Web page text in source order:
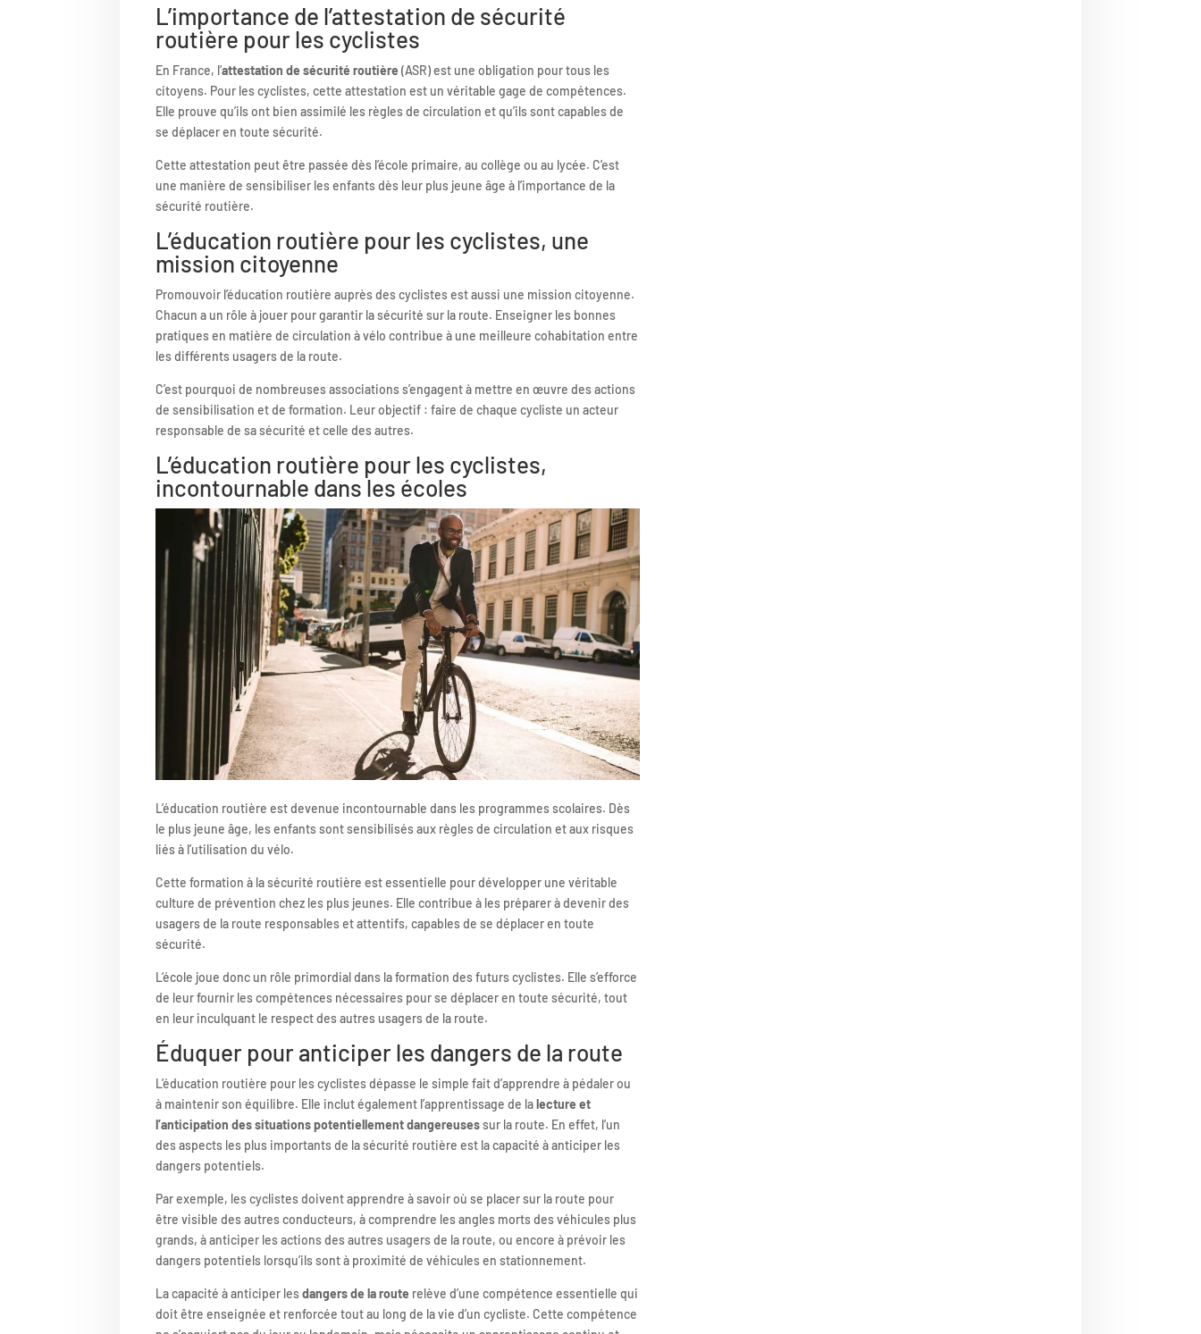
L’importance de l’attestation de sécurité
routière pour les cyclistes
En France, l’attestation de sécurité routière (ASR) est une obligation pour tous les
citoyens. Pour les cyclistes, cette attestation est un véritable gage de compétences.
Elle prouve qu’ils ont bien assimilé les règles de circulation et qu’ils sont capables de
se déplacer en toute sécurité.
Cette attestation peut être passée dès l’école primaire, au collège ou au lycée. C’est
une manière de sensibiliser les enfants dès leur plus jeune âge à l’importance de la
sécurité routière.
L’éducation routière pour les cyclistes, une
mission citoyenne
Promouvoir l’éducation routière auprès des cyclistes est aussi une mission citoyenne.
Chacun a un rôle à jouer pour garantir la sécurité sur la route. Enseigner les bonnes
pratiques en matière de circulation à vélo contribue à une meilleure cohabitation entre
les différents usagers de la route.
C’est pourquoi de nombreuses associations s’engagent à mettre en œuvre des actions
de sensibilisation et de formation. Leur objectif : faire de chaque cycliste un acteur
responsable de sa sécurité et celle des autres.
L’éducation routière pour les cyclistes,
incontournable dans les écoles
L’éducation routière est devenue incontournable dans les programmes scolaires. Dès
le plus jeune âge, les enfants sont sensibilisés aux règles de circulation et aux risques
liés à l’utilisation du vélo.
Cette formation à la sécurité routière est essentielle pour développer une véritable
culture de prévention chez les plus jeunes. Elle contribue à les préparer à devenir des
usagers de la route responsables et attentifs, capables de se déplacer en toute
sécurité.
L’école joue donc un rôle primordial dans la formation des futurs cyclistes. Elle s’efforce
de leur fournir les compétences nécessaires pour se déplacer en toute sécurité, tout
en leur inculquant le respect des autres usagers de la route.
Éduquer pour anticiper les dangers de la route
L’éducation routière pour les cyclistes dépasse le simple fait d’apprendre à pédaler ou
à maintenir son équilibre. Elle inclut également l’apprentissage de lalecture et
l’anticipation des situations potentiellement dangereusessur la route. En effet, l’un
des aspects les plus importants de la sécurité routière est la capacité à anticiper les
dangers potentiels.
Par exemple, les cyclistes doivent apprendre à savoir où se placer sur la route pour
être visible des autres conducteurs, à comprendre les angles morts des véhicules plus
grands, à anticiper les actions des autres usagers de la route, ou encore à prévoir les
dangers potentiels lorsqu’ils sont à proximité de véhicules en stationnement.
La capacité à anticiper lesdangers de la route relève d’une compétence essentielle qui
doit être enseignée et renforcée tout au long de la vie d’un cycliste. Cette compétence